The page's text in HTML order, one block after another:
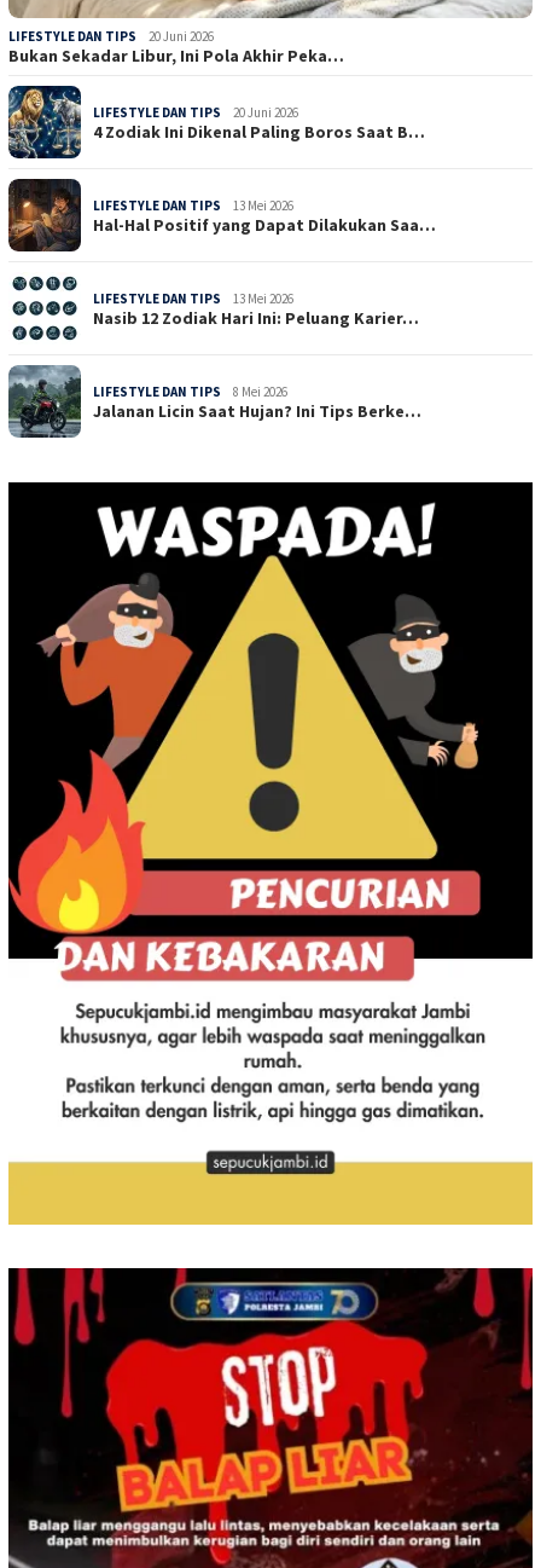
LIFESTYLE DAN TIPS 20 Juni 2026
Bukan Sekadar Libur, Ini Pola Akhir Peka…
LIFESTYLE DAN TIPS 20 Juni 2026
4 Zodiak Ini Dikenal Paling Boros Saat B…
LIFESTYLE DAN TIPS 13 Mei 2026
Hal-Hal Positif yang Dapat Dilakukan Saa…
LIFESTYLE DAN TIPS 13 Mei 2026
Nasib 12 Zodiak Hari Ini: Peluang Karier…
LIFESTYLE DAN TIPS 8 Mei 2026
Jalanan Licin Saat Hujan? Ini Tips Berke…